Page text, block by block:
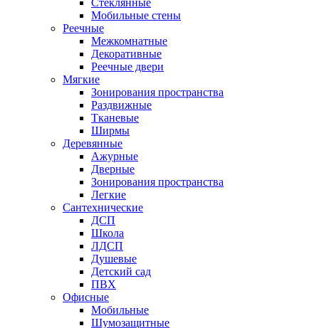
Стеклянные
Мобильные стены
Реечные
Межкомнатные
Декоративные
Реечные двери
Мягкие
Зонирования пространства
Раздвижные
Тканевые
Ширмы
Деревянные
Ажурные
Дверные
Зонирования пространства
Легкие
Сантехнические
ДСП
Школа
ЛДСП
Душевые
Детский сад
ПВХ
Офисные
Мобильные
Шумозащитные